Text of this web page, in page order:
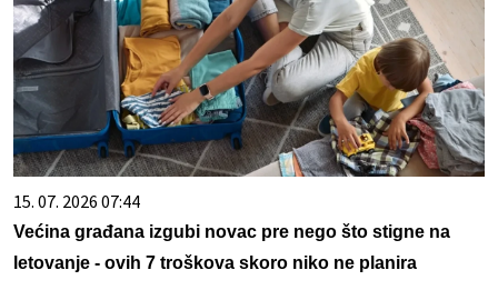
15. 07. 2026 07:44
Većina građana izgubi novac pre nego što stigne na
letovanje - ovih 7 troškova skoro niko ne planira